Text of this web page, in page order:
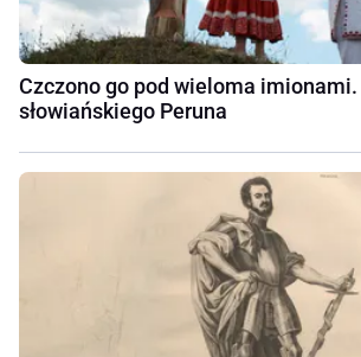
Czczono go pod wieloma imionami.
słowiańskiego Peruna